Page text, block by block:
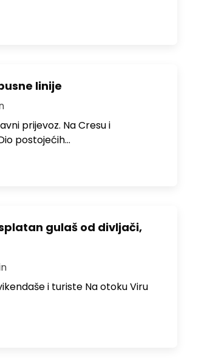
linije
prijevoz. Na Cresu i
postojećih…
gulaš od divljači,
i turiste Na otoku Viru